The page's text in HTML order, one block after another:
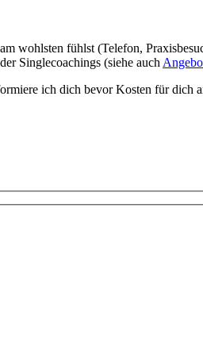
wohlsten fühlst (Telefon,
Singlecoachings (siehe auch
ich dich bevor Kosten für dich